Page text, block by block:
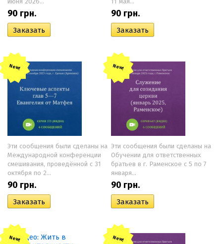
июня 2026...
90 грн.
11 мая...
90 грн.
New!
Эти сообщения были сделаны на
Международной конференции
смешивания, проведённой с 31
октября по 2...
90 грн.
New!
Эти сообщения были сделаны на
Обучении для ответственных
братьев в г. Раменское с 5 по 7
января...
90 грн.
New! New!